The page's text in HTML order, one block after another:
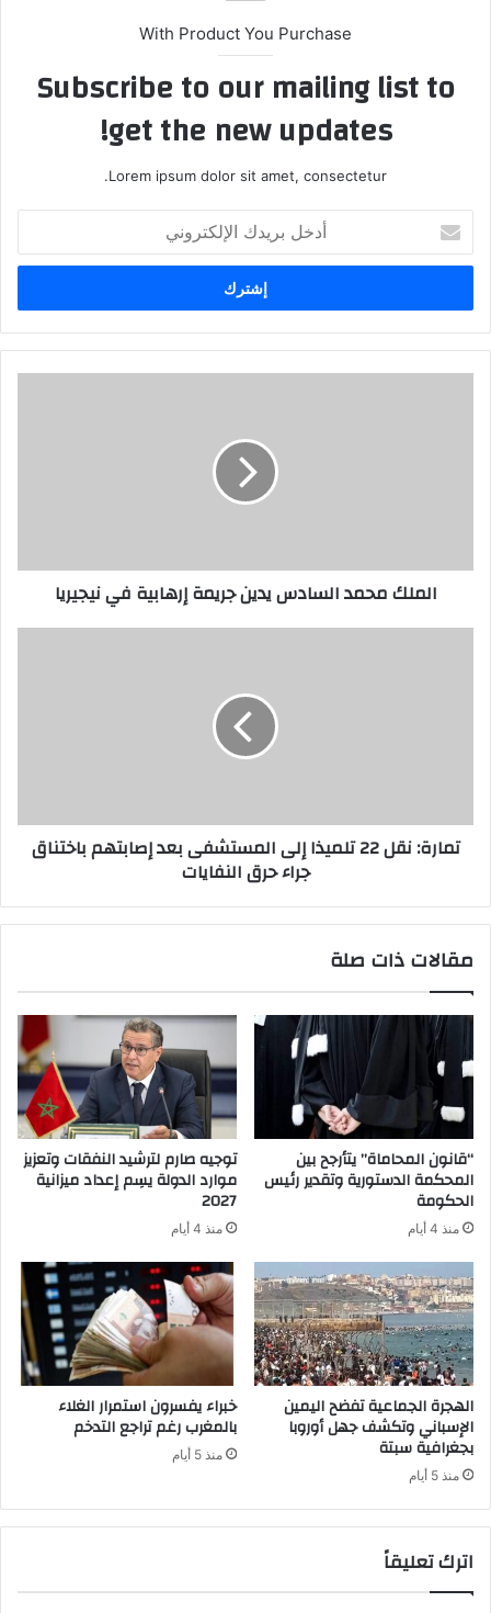
With Product You Purchase
Subscribe to our mailing list to
get the new updates!
Lorem ipsum dolor sit amet, consectetur.
بريدك
الإلكتروني
الملك محمد السادس يدين جريمة إرهابية في نيجيريا
تمارة: نقل 22 تلميذا إلى المستشفى بعد إصابتهم باختناق
جراء حرق النفايات
مقالات ذات صلة
“قانون المحاماة” يتأرجح بين
المحكمة الدستورية وتقدير رئيس
الحكومة
منذ 4 أيام
توجيه صارم لترشيد النفقات وتعزيز
موارد الدولة يسِم إعداد ميزانية
2027
منذ 4 أيام
الهجرة الجماعية تفضح اليمين
الإسباني وتكشف جهل أوروبا
بجغرافية سبتة
منذ 5 أيام
خبراء يفسرون استمرار الغلاء
بالمغرب رغم تراجع التدخم
منذ 5 أيام
اترك تعليقاً